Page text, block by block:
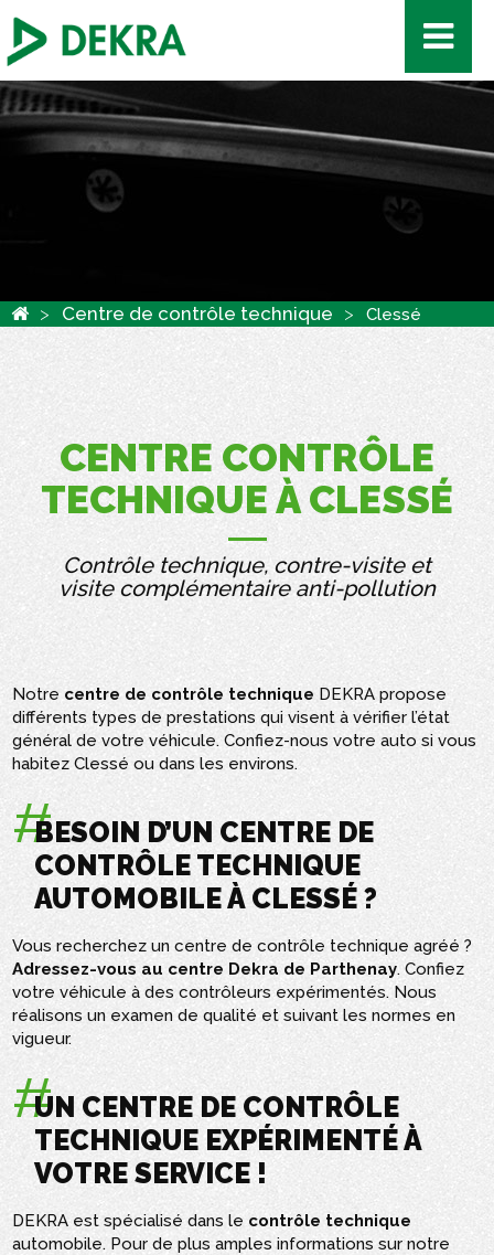
Centre de contrôle technique Clessé
CENTRE CONTRÔLE
TECHNIQUE À CLESSÉ
Contrôle technique, contre-visite et
visite complémentaire anti-pollution
Notre centre de contrôle technique DEKRA propose
différents types de prestations qui visent à vérifier l’état
général de votre véhicule. Confiez-nous votre auto si vous
habitez Clessé ou dans les environs.
BESOIN D’UN CENTRE DE
CONTRÔLE TECHNIQUE
AUTOMOBILE À CLESSÉ ?
Vous recherchez un centre de contrôle technique agréé ?
Adressez-vous au centre Dekra de Parthenay. Confiez
votre véhicule à des contrôleurs expérimentés. Nous
réalisons un examen de qualité et suivant les normes en
vigueur.
UN CENTRE DE CONTRÔLE
TECHNIQUE EXPÉRIMENTÉ À
VOTRE SERVICE !
DEKRA est spécialisé dans le contrôle technique
automobile. Pour de plus amples informations sur notre